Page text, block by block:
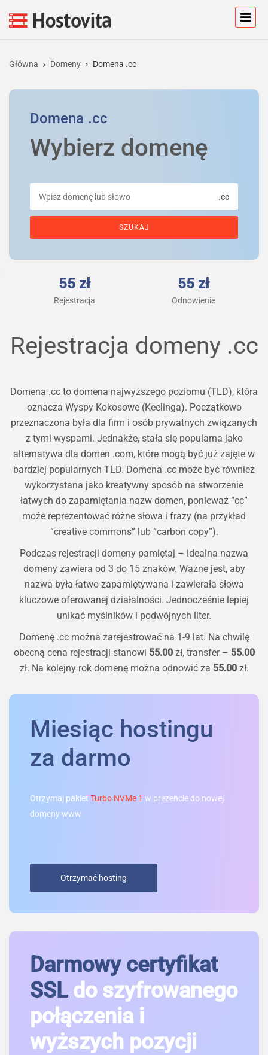
Główna Domeny Domena .cc
Domena .cc
Wybierz domenę
.cc
55 zł
Rejestracja
55 zł
Odnowienie
Rejestracja domeny .cc
Domena .cc to domena najwyższego poziomu (TLD), która
oznacza Wyspy Kokosowe (Keelinga). Początkowo
przeznaczona była dla firm i osób prywatnych związanych
z tymi wyspami. Jednakże, stała się popularna jako
alternatywa dla domen .com, które mogą być już zajęte w
bardziej popularnych TLD. Domena .cc może być również
wykorzystana jako kreatywny sposób na stworzenie
łatwych do zapamiętania nazw domen, ponieważ “cc”
może reprezentować różne słowa i frazy (na przykład
“creative commons” lub “carbon copy”).
Podczas rejestracji domeny pamiętaj – idealna nazwa
domeny zawiera od 3 do 15 znaków. Ważne jest, aby
nazwa była łatwo zapamiętywana i zawierała słowa
kluczowe oferowanej działalności. Jednocześnie lepiej
unikać myślników i podwójnych liter.
Domenę .ccmożna zarejestrować na 1-9 lat. Na chwilę
obecną cena rejestracji stanowi 55.00zł, transfer – 55.00
zł. Na kolejny rok domenę można odnowić za 55.00zł.
Miesiąc hostingu
za darmo
Otrzymaj pakiet Turbo NVMe 1 w prezencie do nowej
domeny www
Otrzymać hosting
Darmowy certyfikat
SSLdo szyfrowanego
połączenia i
wyższych pozycji